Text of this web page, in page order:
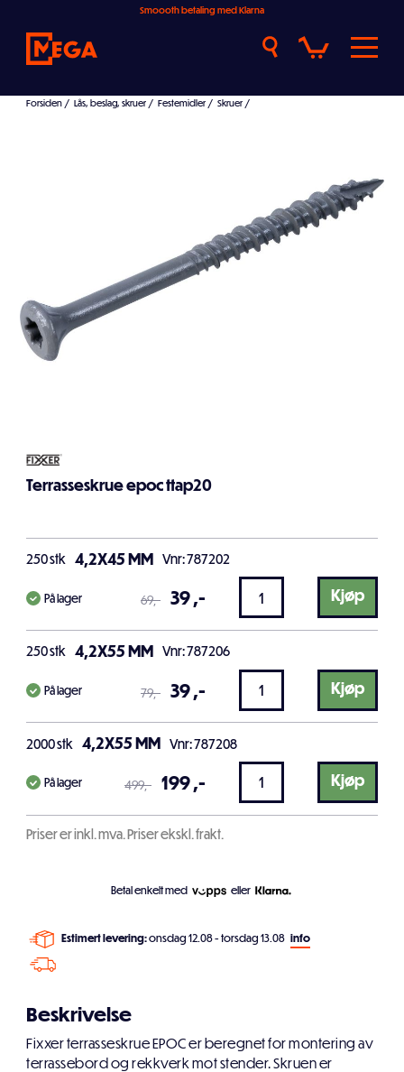
Smoooth betaling med Klarna
Forsiden / Lås, beslag, skruer / Festemidler / Skruer /
Terrasseskrue epoc ttap20
250stk 4,2X45 MM Vnr: 787202
På lager 69,- 39,- Kjøp
250stk 4,2X55 MM Vnr: 787206
På lager 79,- 39,- Kjøp
2000stk 4,2X55 MM Vnr: 787208
På lager 499,- 199,- Kjøp
Priser er inkl. mva. Priser ekskl. frakt.
Betal enkelt med eller
Estimert levering:onsdag 12.08 - torsdag 13.08 info
Beskrivelse
Fixxer terrasseskrue EPOC er beregnet for montering av
terrassebord og rekkverk mot stender. Skruen er